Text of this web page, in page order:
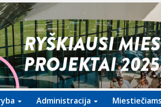
Administracija Miestiečiams